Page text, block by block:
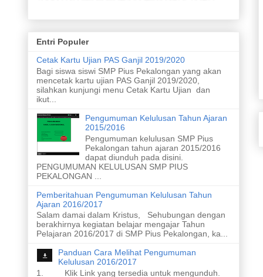
2. Menyapa yang kuat
3. Membina persahabatan
4. Meraih prestasi akademik
5. Meraih prestasi nonakademik
6. Menghasilkan karya ramah lingkungan
7. Menghasilkan karya yang inovatif dari limbah
8. Merawat taman dan kebun
9. Meletakan sampah pada tempatnya
10. Melaksanakan upacara bendera
11. Menyanyikan lagu nasional dengan sikap yang
baik
Entri Populer
Cetak Kartu Ujian PAS Ganjil 2019/2020
Bagi siswa siswi SMP Pius Pekalongan yang akan
mencetak kartu ujian PAS Ganjil 2019/2020,
silahkan kunjungi menu Cetak Kartu Ujian dan
ikut...
Pengumuman Kelulusan Tahun Ajaran
2015/2016
Pengumuman kelulusan SMP Pius
Pekalongan tahun ajaran 2015/2016
dapat diunduh pada disini.
PENGUMUMAN KELULUSAN SMP PIUS
PEKALONGAN ...
Pemberitahuan Pengumuman Kelulusan Tahun
Ajaran 2016/2017
Salam damai dalam Kristus, Sehubungan dengan
berakhirnya kegiatan belajar mengajar Tahun
Pelajaran 2016/2017 di SMP Pius Pekalongan, ka...
Panduan Cara Melihat Pengumuman
Kelulusan 2016/2017
1. Klik Link yang tersedia untuk mengunduh.